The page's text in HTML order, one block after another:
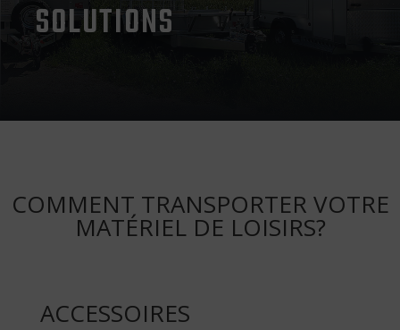
SOLUTIONS
COMMENT TRANSPORTER VOTRE
MATÉRIEL DE LOISIRS?
ACCESSOIRES